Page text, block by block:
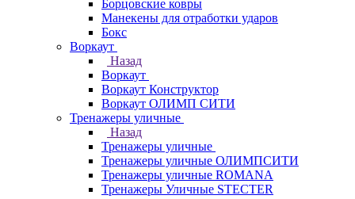
Борцовские ковры
Манекены для отработки ударов
Бокс
Воркаут
Назад
Воркаут
Воркаут Конструктор
Воркаут ОЛИМП СИТИ
Тренажеры уличные
Назад
Тренажеры уличные
Тренажеры уличные ОЛИМПСИТИ
Тренажеры уличные ROMANA
Тренажеры Уличные STECTER